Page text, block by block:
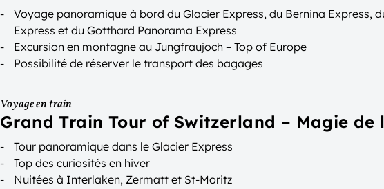
Voyage panoramique à bord du Glacier Express, du Bernina Express,
Express et du Gotthard Panorama Express
Excursion en montagne au Jungfraujoch – Top of Europe
Possibilité de réserver le transport des bagages
Voyage en train
Grand Train Tour of Switzerland – Magie de
Tour panoramique dans le Glacier Express
Top des curiosités en hiver
Nuitées à Interlaken, Zermatt et St-Moritz